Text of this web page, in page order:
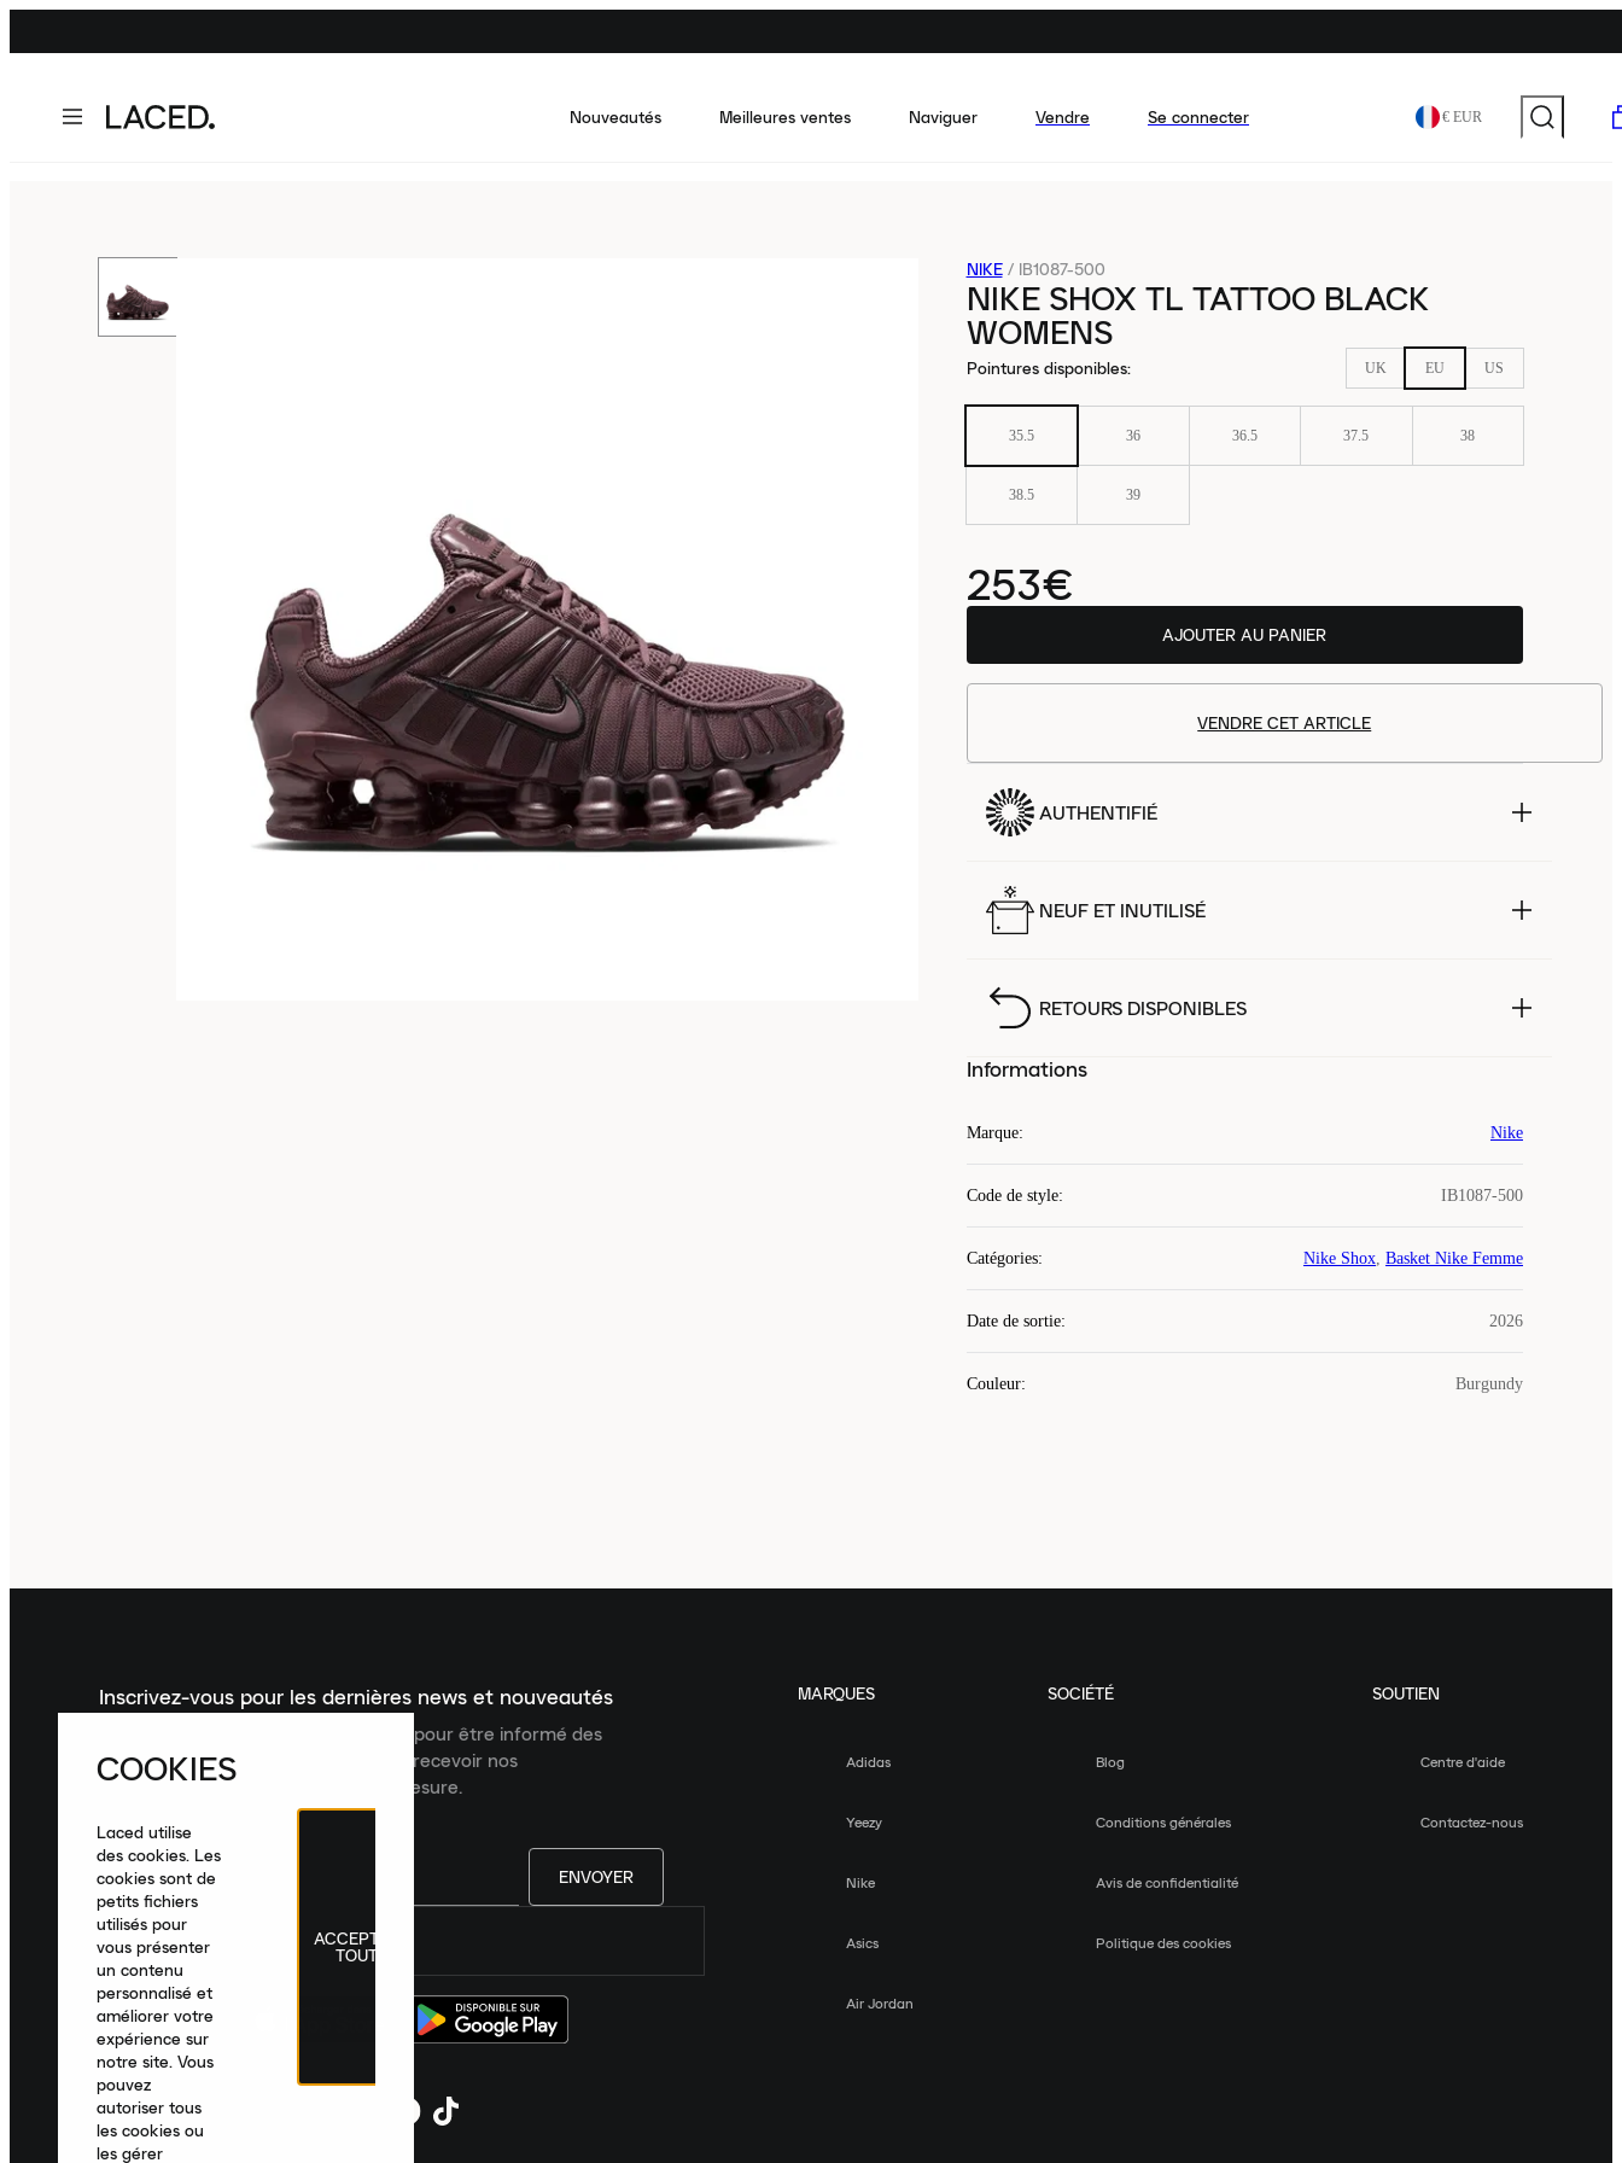
Nouveautés Meilleures ventes Naviguer Vendre Se connecter € EUR
NIKE / IB1087-500
NIKE SHOX TL TATTOO BLACK
WOMENS
Pointures disponibles: UK EU US
35.5 36 36.5 37.5 38
38.5 39
253€
AJOUTER AU PANIER
VENDRE CET ARTICLE
AUTHENTIFIÉ
NEUF ET INUTILISÉ
RETOURS DISPONIBLES
Informations
Marque: Nike
Code de style: IB1087-500
Catégories: Nike Shox, Basket Nike Femme
Date de sortie: 2026
Couleur: Burgundy
Inscrivez-vous pour les dernières news et nouveautés
Inscrivez-vous à la newsletter Laced pour être informé des
dernières nouveautés, collections et recevoir nos
recommandations de produits sur mesure.
ENVOYER
France|Français
MARQUES
Adidas
Yeezy
Nike
Asics
Air Jordan
SOCIÉTÉ
Blog
Conditions générales
Avis de confidentialité
Politique des cookies
SOUTIEN
Centre d'aide
Contactez-nous
COOKIES
Laced utilise
des cookies. Les
cookies sont de
petits fichiers
utilisés pour
vous présenter
un contenu
personnalisé et
améliorer votre
expérience sur
notre site. Vous
pouvez
autoriser tous
les cookies ou
les gérer
ACCEPTER
TOUT